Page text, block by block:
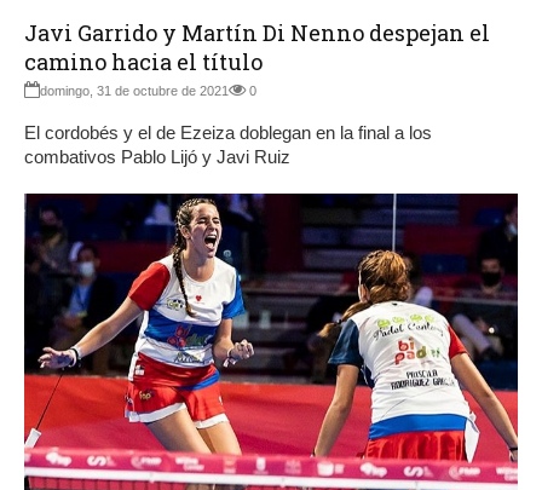
Javi Garrido y Martín Di Nenno despejan el
camino hacia el título
domingo, 31 de octubre de 2021 0
El cordobés y el de Ezeiza doblegan en la final a los
combativos Pablo Lijó y Javi Ruiz